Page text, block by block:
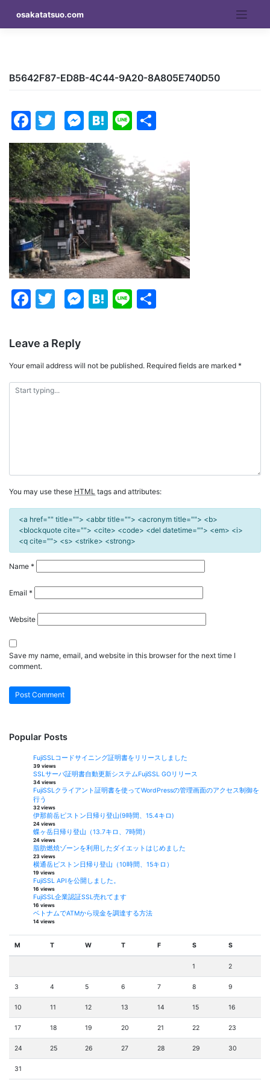
content
osakatatsuo.com
B5642F87-ED8B-4C44-9A20-8A805E740D50
Facebook
Twitter
Messenger
Hatena
Line
Facebook
Twitter
Messenger
Hatena
Line
Leave a Reply
Your email address will not be published. Required fields are marked *
You may use these HTML tags and attributes:
<a href="" title=""> <abbr title=""> <acronym title=""> <b>
<blockquote cite=""> <cite> <code> <del datetime=""> <em> <i>
<q cite=""> <s> <strike> <strong>
Name *
Email *
Website
Save my name, email, and website in this browser for the next time I
comment.
Popular Posts
FujiSSLコードサイニング証明書をリリースしました
39 views
SSLサーバ証明書自動更新システムFujiSSL GOリリース
34 views
FujiSSLクライアント証明書を使ってWordPressの管理画面のアクセス制御を
行う
32 views
伊那前岳ピストン日帰り登山(9時間、15.4キロ)
24 views
蝶ヶ岳日帰り登山（13.7キロ、7時間）
24 views
脂肪燃焼ゾーンを利用したダイエットはじめました
23 views
横通岳ピストン日帰り登山（10時間、15キロ）
19 views
FujiSSL APIを公開しました。
16 views
FujiSSL企業認証SSL売れてます
16 views
ベトナムでATMから現金を調達する方法
14 views
M T W T F S S
1 2
3 4 5 6 7 8 9
10 11 12 13 14 15 16
17 18 19 20 21 22 23
24 25 26 27 28 29 30
31